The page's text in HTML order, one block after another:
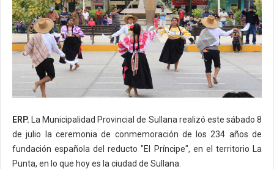
ERP. La Municipalidad Provincial de Sullana realizó este sábado 8
de julio la ceremonia de conmemoración de los 234 años de
fundación española del reducto "El Príncipe", en el territorio La
Punta, en lo que hoy es la ciudad de Sullana.